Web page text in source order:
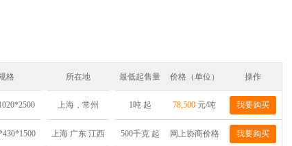
格 所在地 最低起售量 价格（单位） 操作
上海，常州 1吨 起 78,500 元/吨 我要购买
上海 广东 江西 500千克 起 网上协商价格 我要购买